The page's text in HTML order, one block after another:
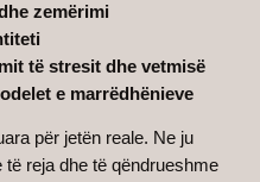
zemërimi
të stresit dhe vetmisë
e marrëdhënieve
për jetën reale. Ne ju
reja dhe të qëndrueshme